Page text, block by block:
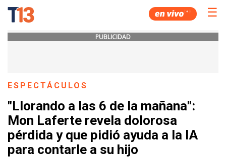
☰
PUBLICIDAD
ESPECTÁCULOS
"Llorando a las 6 de la mañana":
Mon Laferte revela dolorosa
pérdida y que pidió ayuda a la IA
para contarle a su hijo